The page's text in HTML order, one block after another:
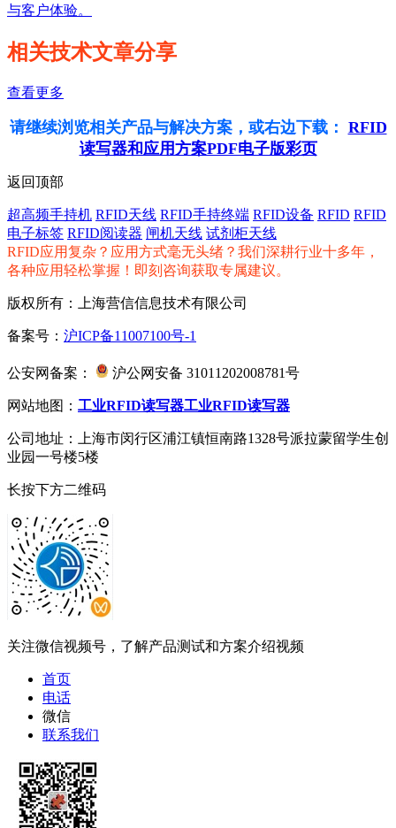
与客户体验。
相关技术文章分享
查看更多
请继续浏览相关产品与解决方案，或右边下载： RFID
读写器和应用方案PDF电子版彩页
返回顶部
超高频手持机 RFID天线 RFID手持终端 RFID设备 RFID RFID
电子标签 RFID阅读器 闸机天线 试剂柜天线
RFID应用复杂？应用方式毫无头绪？我们深耕行业十多年，
各种应用轻松掌握！即刻咨询获取专属建议。
版权所有：上海营信信息技术有限公司
备案号： 沪ICP备11007100号-1
公安网备案： 沪公网安备 31011202008781号
网站地图： 工业RFID读写器工业RFID读写器
公司地址：上海市闵行区浦江镇恒南路1328号派拉蒙留学生创
业园一号楼5楼
长按下方二维码
关注微信视频号，了解产品测试和方案介绍视频
首页
电话
微信
联系我们